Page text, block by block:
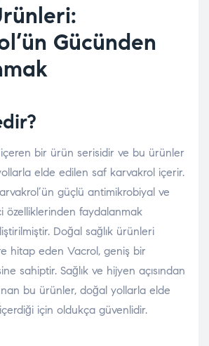
Gücünden
bir ürün serisidir ve bu ürünler
elde edilen saf karvakrol içerir.
güçlü antimikrobiyal ve
özelliklerinden faydalanmak
Doğal sağlık ürünleri
hitap eden Vacrol, geniş bir
sahiptir. Sağlık ve hijyen açısından
bu ürünler, doğal yollarla elde
için oldukça güvenlidir.